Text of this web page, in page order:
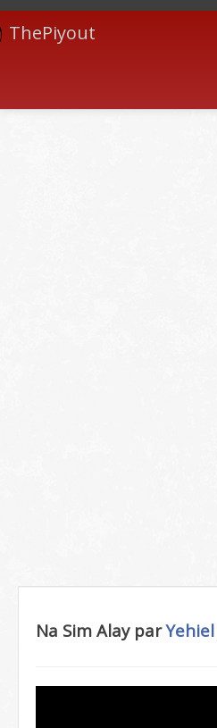
ThePiyout
Na Sim Alay par